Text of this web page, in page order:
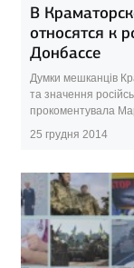
В
относятся к
Донбассе
Думки мешканців
та значення
прокоментувала
25 грудня 2014